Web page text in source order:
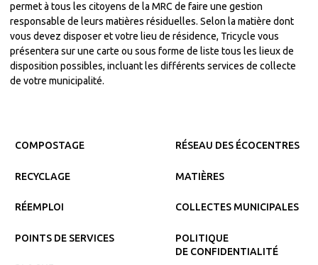
permet à tous les citoyens de la MRC de faire une gestion
responsable de leurs matières résiduelles. Selon la matière dont
vous devez disposer et votre lieu de résidence, Tricycle vous
présentera sur une carte ou sous forme de liste tous les lieux de
disposition possibles, incluant les différents services de collecte
de votre municipalité.
COMPOSTAGE
RECYCLAGE
RÉEMPLOI
POINTS DE SERVICES
RÉSEAU DES ÉCOCENTRES
MATIÈRES
COLLECTES MUNICIPALES
POLITIQUE
DE CONFIDENTIALITÉ